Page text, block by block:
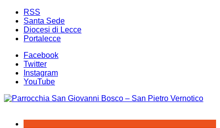
Salta
contenuto
RSS
Santa Sede
Diocesi di Lecce
Portalecce
Facebook
Twitter
Instagram
YouTube